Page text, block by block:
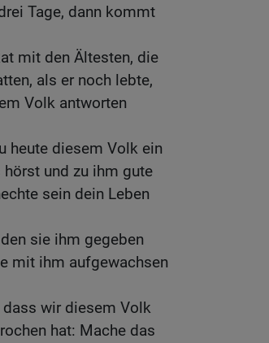
Tage, dann kommt
mit den Ältesten, die
als er noch lebte,
Volk antworten
heute diesem Volk ein
und zu ihm gute
sein dein Leben
sie ihm gegeben
mit ihm aufgewachsen
dass wir diesem Volk
hat: Mache das